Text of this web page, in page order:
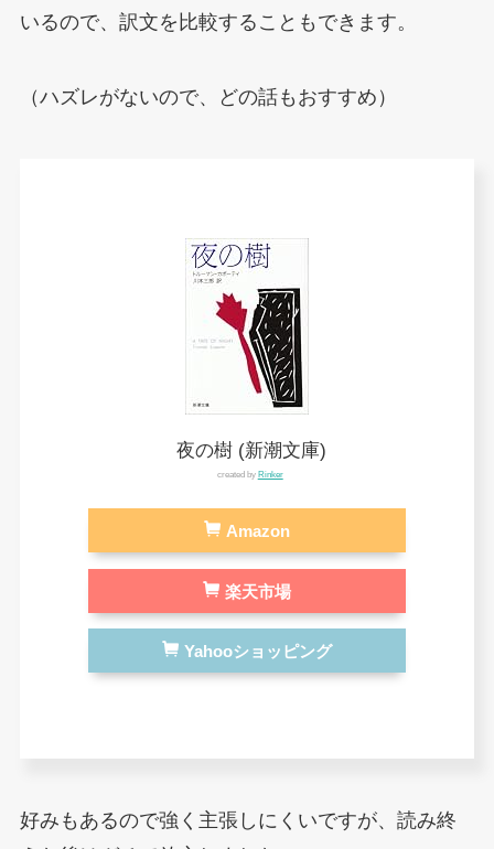
いるので、訳文を比較することもできます。
（ハズレがないので、どの話もおすすめ）
夜の樹 (新潮文庫)
created by Rinker
Amazon
楽天市場
Yahooショッピング
好みもあるので強く主張しにくいですが、読み終